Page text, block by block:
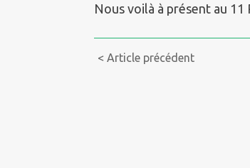
Nous voilà à présent au 11
Continue
< Article précédent